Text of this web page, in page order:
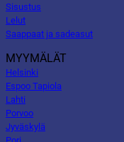
Sisustus
Lelut
Saappaat ja sadeasut
MYYMÄLÄT
Helsinki
Espoo Tapiola
Lahti
Porvoo
Jyväskylä